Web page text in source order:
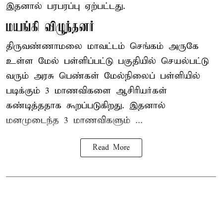
இதனால் பரபரப்பு ஏற்பட்டது.
மயங்கி விழுந்தனர்
திருவண்ணாமலை மாவட்டம் செங்கம் அருகே
உள்ள மேல் பள்ளிப்பட்டு பகுதியில் செயல்பட்டு
வரும் அரசு பெண்கள் மேல்நிலைப் பள்ளியில்
படிக்கும் 3 மாணவிகளை ஆசிரியர்கள்
கண்டித்ததாக கூறப்படுகிறது. இதனால்
மனமுடைந்த 3 மாணவிகளும் ...
Read More